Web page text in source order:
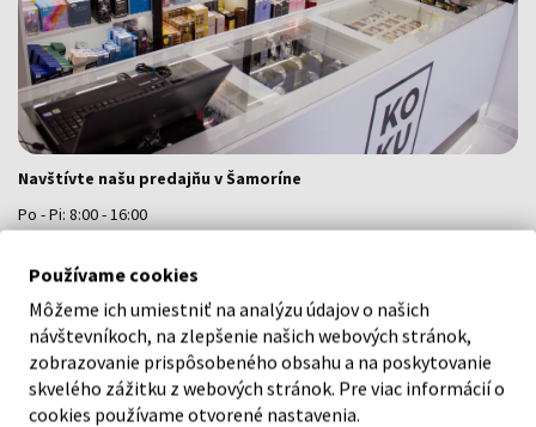
Navštívte našu predajňu v Šamoríne
Po - Pi: 8:00 - 16:00
VŠETKO O NÁKUPE
Vernostný systém
Všeobecné obchodné podmienky
Používame cookies
Môžeme ich umiestniť na analýzu údajov o našich
návštevníkoch, na zlepšenie našich webových stránok,
zobrazovanie prispôsobeného obsahu a na poskytovanie
skvelého zážitku z webových stránok. Pre viac informácií o
cookies používame otvorené nastavenia.